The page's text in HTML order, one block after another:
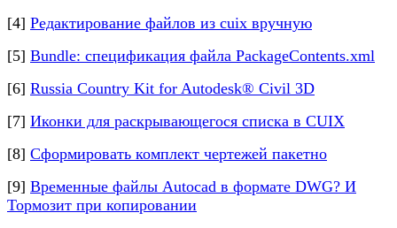
[4] Редактирование файлов из cuix вручную
[5] Bundle: спецификация файла PackageContents.xml
[6] Russia Country Kit for Autodesk® Civil 3D
[7] Иконки для раскрывающегося списка в CUIX
[8] Сформировать комплект чертежей пакетно
[9] Временные файлы Autocad в формате DWG? И
Тормозит при копировании